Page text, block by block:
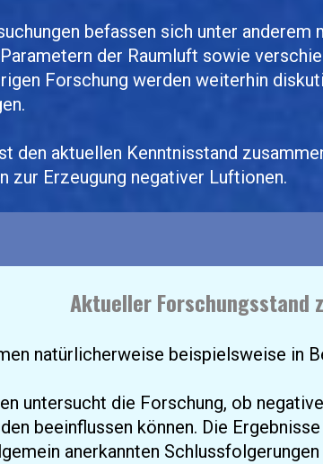
befassen sich unter
der Raumluft sowie
Forschung werden weiterhin
den aktuellen Kenntnisstand
zur Erzeugung negativer Luftionen.
Aktueller Forschungsstand
natürlicherweise beispielsweise in
untersucht die Forschung, ob
beeinflussen können. Die
anerkannten